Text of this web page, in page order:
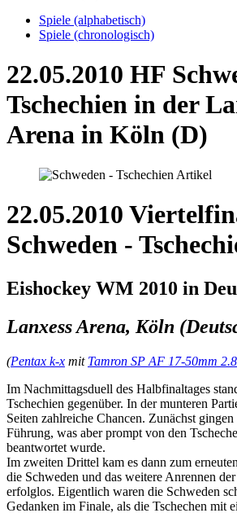
Spiele (alphabetisch)
Spiele (chronologisch)
22.05.2010 HF
Tschechien in der
Arena in Köln (D)
22.05.2010
Schweden -
Eishockey WM 2010 in
Lanxess Arena, Köln
(Pentax k-x mit Tamron SP AF 17-50mm
Im Nachmittagsduell des Halbfinaltages
Tschechien gegenüber. In der munteren
Seiten zahlreiche Chancen. Zunächst
Führung, was aber prompt von den
beantwortet wurde.
Im zweiten Drittel kam es dann zum
die Schweden und das weitere Anrennen
erfolglos. Eigentlich waren die Schweden
Gedanken im Finale, als die Tschechen mit